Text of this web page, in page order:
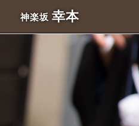
神楽坂 幸本